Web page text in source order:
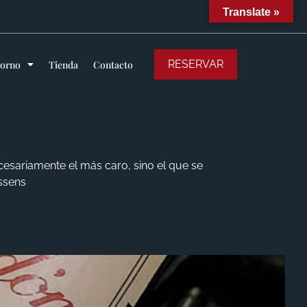
Tienda Contacto RESERVAR
el más caro, sino el que se
Translate »